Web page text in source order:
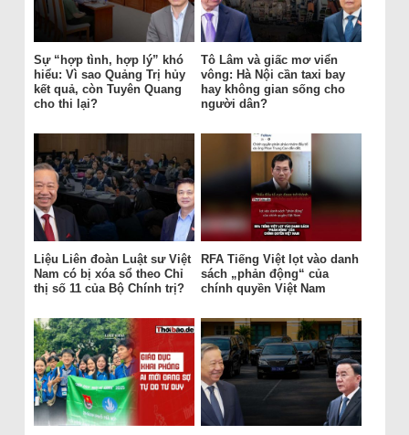
Sự “hợp tình, hợp lý” khó
hiểu: Vì sao Quảng Trị hủy
kết quả, còn Tuyên Quang
cho thi lại?
Tô Lâm và giấc mơ viển
vông: Hà Nội cần taxi bay
hay không gian sống cho
người dân?
Liệu Liên đoàn Luật sư Việt
Nam có bị xóa sổ theo Chỉ
thị số 11 của Bộ Chính trị?
RFA Tiếng Việt lọt vào danh
sách „phản động“ của
chính quyền Việt Nam